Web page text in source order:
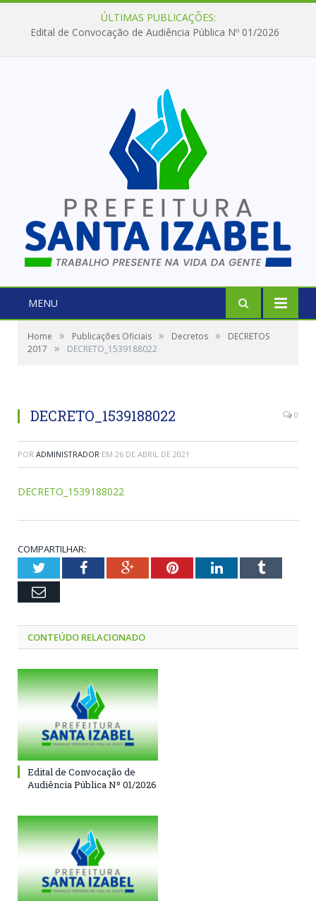
ÚLTIMAS PUBLICAÇÕES:
Edital de Convocação de Audiência Pública Nº 01/2026
MENU
Home » Publicações Oficiais » Decretos »
DECRETOS
2017
» DECRETO_1539188022
DECRETO_1539188022 0
POR ADMINISTRADOR EM 26 DE ABRIL DE 2021
DECRETO_1539188022
COMPARTILHAR:
TwitterFacebookGoogle+PinterestLinkedInTumblr
Email
CONTEÚDO RELACIONADO
Edital de Convocação de
Audiência Pública Nº 01/2026